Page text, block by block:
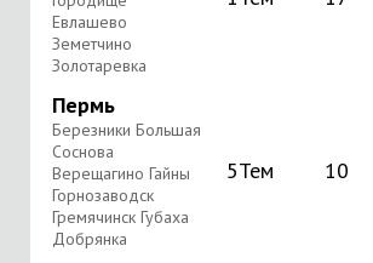
Евлашево
Земетчино
Золотаревка
Пермь
Березники Большая
Соснова
Верещагино Гайны
Горнозаводск
Гремячинск Губаха
Добрянка
5Тем 10